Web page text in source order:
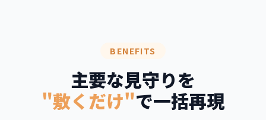
BENEFITS
主要な見守りを
"敷くだけ"で一括再現